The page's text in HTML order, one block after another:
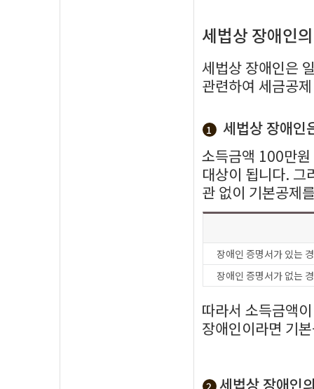
세법상 장애인
세법상 장애인은
관련하여 세금공
1
세법상 장애인
소득금액 100만
대상이 됩니다. 그
관 없이 기본공제
장애인 증명서가 있는
장애인 증명서가 없는
따라서 소득금액
장애인이라면 기
2 세법상 장애인